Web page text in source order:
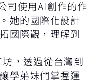
使用AI創作的作
她的國際化設計
國際觀，理解到
，透過從台灣到
學弟妹們掌握運